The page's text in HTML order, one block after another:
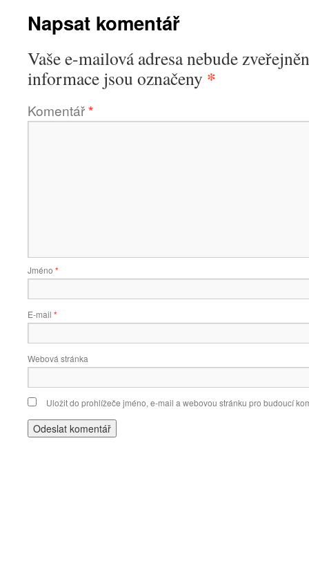
Napsat komentář
Vaše e-mailová adresa nebude
informace jsou označeny *
Komentář*
Jméno *
E-mail *
Webová stránka
Uložit do prohlížeče jméno, e-mail a webovou stránku pro budoucí